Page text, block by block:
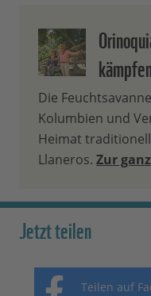
Die
Kolumbien und
Heimat
Llaneros. Zur
Jetzt teilen
Teilen auf